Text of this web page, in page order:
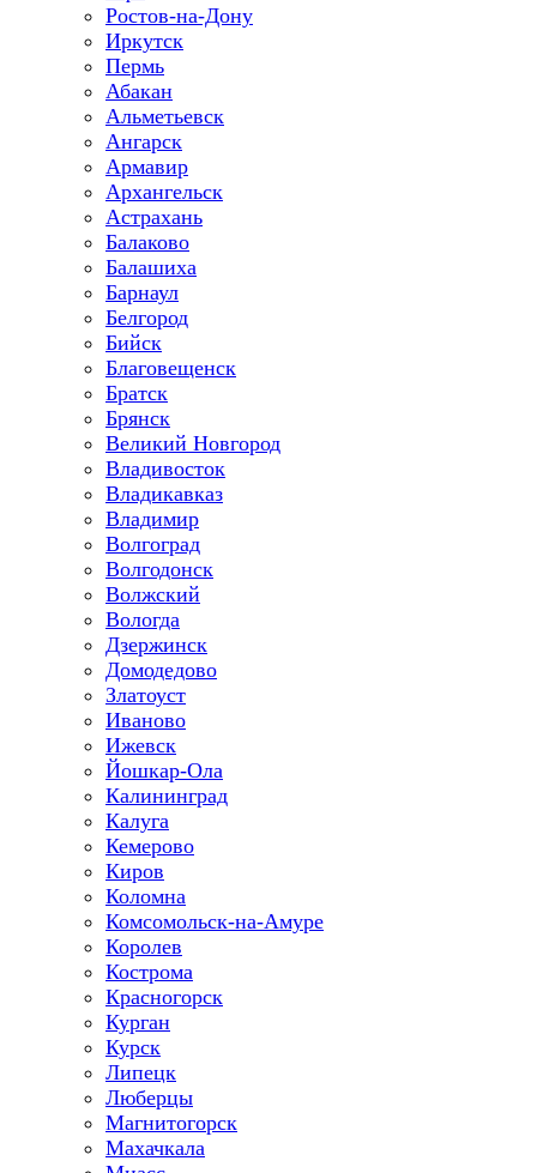
Ростов-на-Дону
Иркутск
Пермь
Абакан
Альметьевск
Ангарск
Армавир
Архангельск
Астрахань
Балаково
Балашиха
Барнаул
Белгород
Бийск
Благовещенск
Братск
Брянск
Великий Новгород
Владивосток
Владикавказ
Владимир
Волгоград
Волгодонск
Волжский
Вологда
Дзержинск
Домодедово
Златоуст
Иваново
Ижевск
Йошкар-Ола
Калининград
Калуга
Кемерово
Киров
Коломна
Комсомольск-на-Амуре
Королев
Кострома
Красногорск
Курган
Курск
Липецк
Люберцы
Магнитогорск
Махачкала